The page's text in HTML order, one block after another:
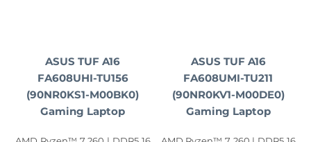
ASUS TUF A16
FA608UHI-TU156
(90NR0KS1-M00BK0)
Gaming Laptop
ASUS TUF A16
FA608UMI-TU211
(90NR0KV1-M00DE0)
Gaming Laptop